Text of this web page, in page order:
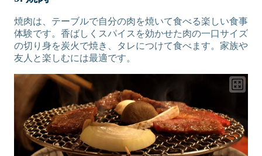
焼肉は、テーブルで自分の肉を焼いて食べる楽しい食事
体験です。香ばしくスパイスを効かせた肉の一口サイズ
の切り身を炭火で焼き、タレにつけて食べます。家族や
友人と楽しむには最適です。